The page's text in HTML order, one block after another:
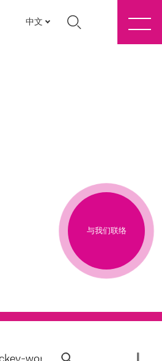
中文
与我们联络